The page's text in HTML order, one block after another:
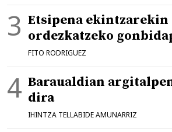
Etsipena ekintzarekin
ordezkatzeko
FITO RODRIGUEZ
Baraualdian
dira
IHINTZA TELLABIDE AMUNARRIZ